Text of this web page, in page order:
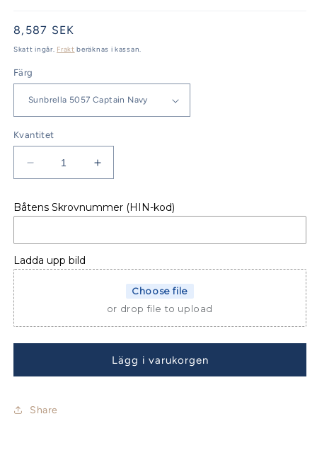
Ordinarie
pris
8,587 SEK
Skatt ingår. Frakt beräknas i kassan.
Färg
Kvantitet
Minska
kvantitet
SKYDD
MERRY
FISHER
895
Öka
kvantitet
SKYDD
MERRY
895
Båtens Skrovnummer (HIN-kod)
Ladda upp bild
Choose file
or drop file to upload
Lägg i varukorgen
Share